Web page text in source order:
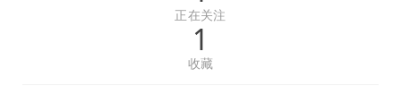
正在关注
1
收藏